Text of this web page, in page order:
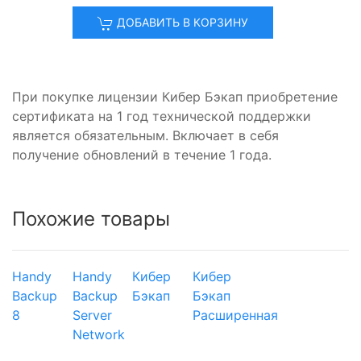
ДОБАВИТЬ В КОРЗИНУ
При покупке лицензии Кибер Бэкап приобретение
сертификата на 1 год технической поддержки
является обязательным. Включает в себя
получение обновлений в течение 1 года.
Похожие товары
Handy
Backup
8
Handy
Backup
Server
Network
Кибер
Бэкап
Кибер
Бэкап
Расширенная